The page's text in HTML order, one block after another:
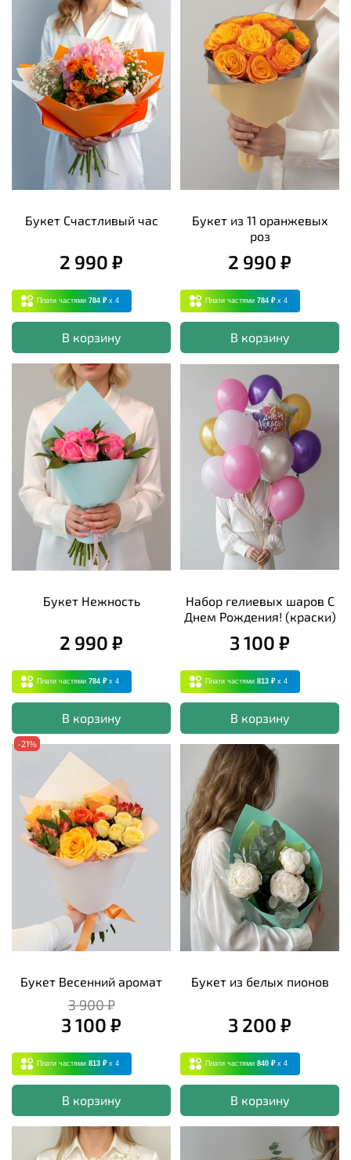
Букет Счастливый час
2 990 ₽
Плати частями 784 ₽ x 4
В корзину
Букет из 11 оранжевых
роз
2 990 ₽
Плати частями 784 ₽ x 4
В корзину
Букет Нежность
2 990 ₽
Плати частями 784 ₽ x 4
В корзину
Набор гелиевых шаров С
Днем Рождения! (краски)
3 100 ₽
Плати частями 813 ₽ x 4
В корзину
-21%
Букет Весенний аромат
3 900 ₽
3 100 ₽
Плати частями 813 ₽ x 4
В корзину
Букет из белых пионов
3 200 ₽
Плати частями 840 ₽ x 4
В корзину